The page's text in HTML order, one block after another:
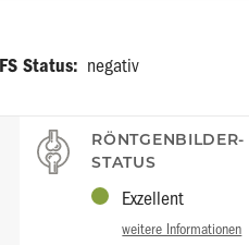
Status: negativ
RÖNTGENBILDER-
STATUS
Exzellent
weitere Informationen